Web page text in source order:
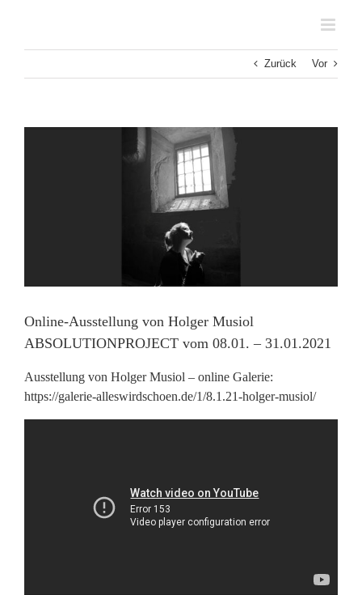
Zurück Vor
Online-Ausstellung von Holger Musiol
ABSOLUTIONPROJECT vom 08.01. – 31.01.2021
Ausstellung von Holger Musiol – online Galerie:
https://galerie-alleswirdschoen.de/1/8.1.21-holger-musiol/